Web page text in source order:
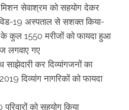
सेवाश्रम को सहयोग देकर
19 अस्‍पताल से सशक्‍त किया-
के कुल 1550 मरीजों को फायदा हुआ
लगवाए गए
साझेदारी कर दिव्‍यांगजनों का
दिव्‍यांग नागरिकों को फायदा
को सहयोग किया